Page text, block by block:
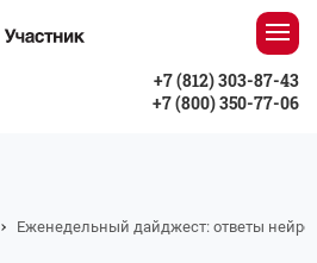
+7 (812) 303-87-43
+7 (800) 350-77-06
Еженедельный дайджест: ответы